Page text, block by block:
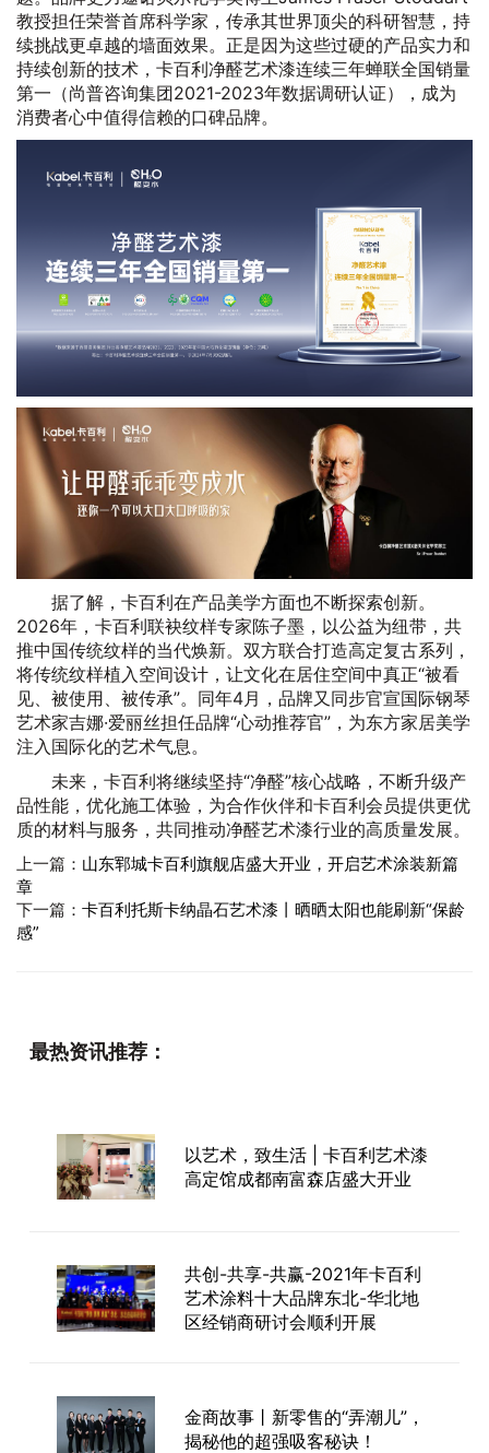
教授担任荣誉首席科学家，传承其世界顶尖的科研智慧，持
续挑战更卓越的墙面效果。正是因为这些过硬的产品实力和
持续创新的技术，卡百利净醛艺术漆连续三年蝉联全国销量
第一（尚普咨询集团2021-2023年数据调研认证），成为
消费者心中值得信赖的口碑品牌。
据了解，卡百利在产品美学方面也不断探索创新。
2026年，卡百利联袂纹样专家陈子墨，以公益为纽带，共
推中国传统纹样的当代焕新。双方联合打造高定复古系列，
将传统纹样植入空间设计，让文化在居住空间中真正“被看
见、被使用、被传承”。同年4月，品牌又同步官宣国际钢琴
艺术家吉娜·爱丽丝担任品牌“心动推荐官”，为东方家居美学
注入国际化的艺术气息。
未来，卡百利将继续坚持“净醛”核心战略，不断升级产
品性能，优化施工体验，为合作伙伴和卡百利会员提供更优
质的材料与服务，共同推动净醛艺术漆行业的高质量发展。
上一篇： 山东郓城卡百利旗舰店盛大开业，开启艺术涂装新篇
章
下一篇： 卡百利托斯卡纳晶石艺术漆丨晒晒太阳也能刷新“保龄
感”
最热资讯推荐：
以艺术，致生活 | 卡百利艺术漆
高定馆成都南富森店盛大开业
共创-共享-共赢-2021年卡百利
艺术涂料十大品牌东北-华北地
区经销商研讨会顺利开展
金商故事丨新零售的“弄潮儿”，
揭秘他的超强吸客秘诀！